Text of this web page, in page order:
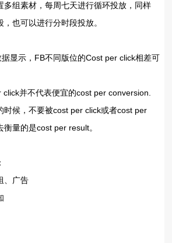
多组素材，每周七天进行循环投放，同样
也可以进行分时段投放。
显示，FB不同版位的Cost per click相差可
并不代表便宜的cost per conversion.
时候，不要被cost per click或者cost per
量的是cost per result。
、广告